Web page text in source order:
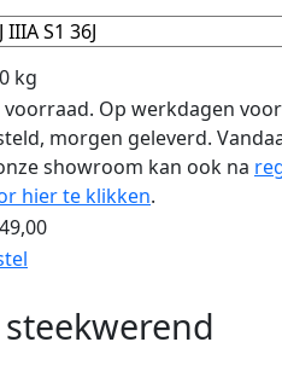
kg
voorraad. Op werkdagen
morgen geleverd.
showroom kan ook na
hier te klikken.
steekwerend